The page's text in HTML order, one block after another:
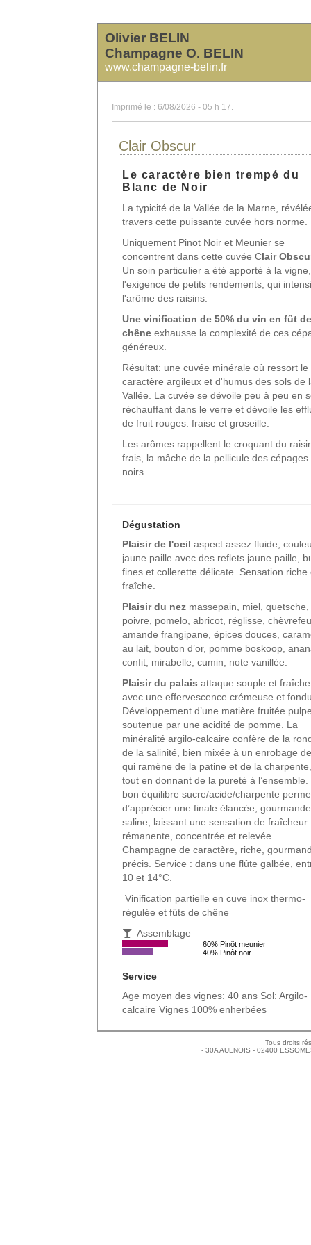
Olivier BELIN
Champagne O. BELIN
www.champagne-belin.fr
Imprimé le : 6/08/2026 - 05 h 17.
Clair Obscur
Le caractère bien trempé du
Blanc de Noir
La typicité de la Vallée de la Marne,
travers cette puissante cuvée hors norme.
Uniquement Pinot Noir et Meunier se
concentrent dans cette cuvée Clair
Un soin particulier a été apporté à la
l'exigence de petits rendements, qui
l'arôme des raisins.
Une vinification de 50% du vin en fût de
chêne exhausse la complexité de ces
généreux.
Résultat: une cuvée minérale où ressort le
caractère argileux et d'humus des sols de
Vallée. La cuvée se dévoile peu à peu en
réchauffant dans le verre et dévoile les
de fruit rouges: fraise et groseille.
Les arômes rappellent le croquant du
frais, la mâche de la pellicule des cépages
noirs.
Dégustation
Plaisir de l'oeil aspect assez fluide,
jaune paille avec des reflets jaune paille,
fines et collerette délicate. Sensation riche
fraîche.
Plaisir du nez massepain, miel, quetsche,
poivre, pomelo, abricot, réglisse,
amande frangipane, épices douces,
au lait, bouton d’or, pomme boskoop,
confit, mirabelle, cumin, note vanillée.
Plaisir du palais attaque souple et fraîche
avec une effervescence crémeuse et
Développement d’une matière fruitée
soutenue par une acidité de pomme. La
minéralité argilo-calcaire confère de la
de la salinité, bien mixée à un enrobage
qui ramène de la patine et de la charpente,
tout en donnant de la pureté à l’ensemble.
bon équilibre sucre/acide/charpente
d’apprécier une finale élancée,
saline, laissant une sensation de fraîcheur
rémanente, concentrée et relevée.
Champagne de caractère, riche,
précis. Service : dans une flûte galbée,
10 et 14°C.
Vinification partielle en cuve inox thermo-
régulée et fûts de chêne
Assemblage
60% Pinôt meunier
40% Pinôt noir
Service
Age moyen des vignes: 40 ans Sol: Argilo-
calcaire Vignes 100% enherbées
Tous droits
- 30A AULNOIS - 02400